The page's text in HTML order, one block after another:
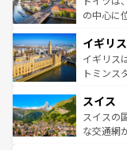
ンテンツ
から魅了
いる。シ
香り高い
らに、パ
れる地方
を参照し
の中心に
顔を持つ
ルリンの
してライ
は、お酒好
ドイツ情
イギリス
イギリス
トミンス
リアごと
ティー、
戦など、
スイス
スイスの
な交通網